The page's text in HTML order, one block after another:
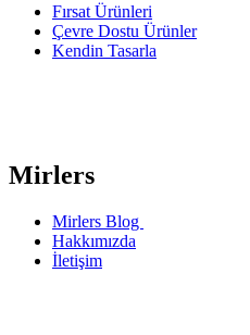
Fırsat Ürünleri
Çevre Dostu Ürünler
Kendin Tasarla
Mirlers
Mirlers Blog
Hakkımızda
İletişim